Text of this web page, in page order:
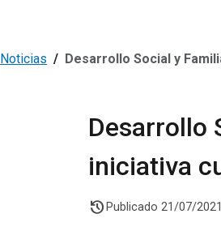
Noticias Desarrollo Social y Familia
Desarrollo
iniciativa
history Publicado 21/07/2021